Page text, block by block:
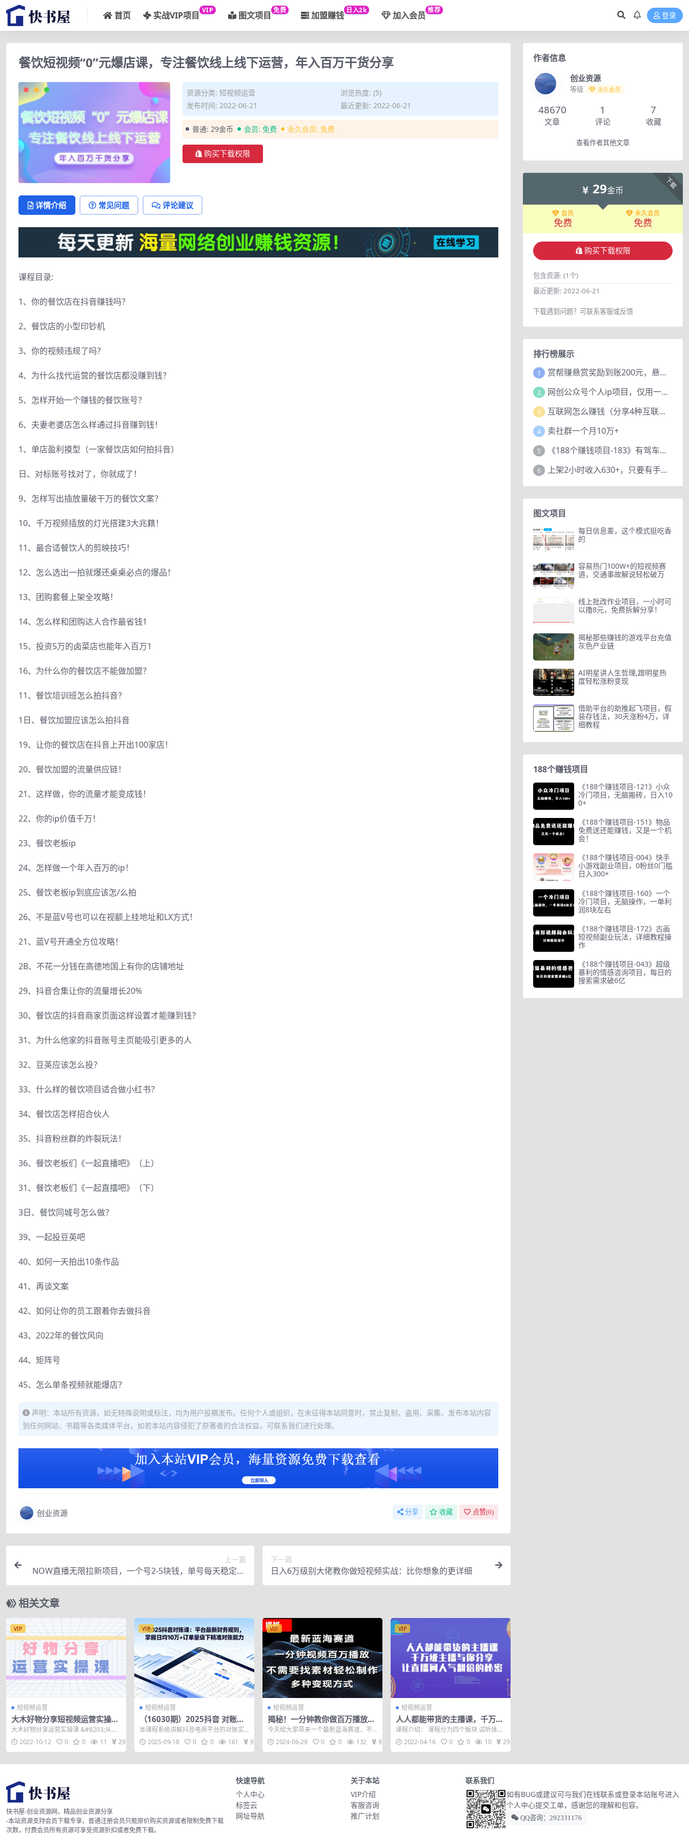
首页 实战VIP项目 VIP 图文项目 免费 加盟赚钱 日入2k 加入会员 推荐
登录
餐饮短视频“0”元爆店课，专注餐饮线上线下运营，年入百万干货分享
资源分类: 短视频运营
浏览热度: (5)
发布时间: 2022-06-21
最近更新: 2022-06-21
普通: 29金币 会员: 免费 永久会员: 免费
购买下载权限
详情介绍 常见问题 评论建议
课程目录:
1、你的餐饮店在抖音赚钱吗？
2、餐饮店的小型印钞机
3、你的视频违规了吗？
4、为什么找代运营的餐饮店都没赚到钱？
5、怎样开始一个赚钱的餐饮账号？
6、夫妻老婆店怎么样通过抖音赚到钱！
1、单店盈利摸型（一家餐饮店如何拍抖音）
日、对标账号找对了，你就成了！
9、怎样写出插放量破干万的餐饮文案？
10、千万视频插放的灯光搭建3大兆籍！
11、最合适餐饮人的剪映技巧！
12、怎么选出一拍就爆还桌桌必点的爆品！
13、团购套餐上架全攻略！
14、怎么样和团购达人合作最省钱1
15、投资5万的卤菜店也能年入百万1
16、为什么你的餐饮店不能做加盟？
11、餐饮培训班怎么拍抖音？
1日、餐饮加盟应该怎么拍抖音
19、让你的餐饮店在抖音上开出100家店！
20、餐饮加盟的流量供应链！
21、这样做，你的流量才能变成钱！
22、你的ip价值千万！
23、餐饮老板ip
24、怎样做一个年入百万的ip！
25、餐饮老板ip到底应该怎/么拍
26、不是蓝V号也可以在视额上挂地址和LX方式！
21、蓝V号开通全方位攻略！
2B、不花一分钱在高德地国上有你的店铺地址
29、抖音合集让你的流量增长20%
30、餐饮店的抖音商家页面这样设置才能赚到钱？
31、为什么他家的抖音账号主页能吸引更多的人
32、豆英应该怎么投？
33、什么样的餐饮项目适合做小红书？
34、餐饮店怎样招合伙人
35、抖音粉丝群的炸裂玩法！
36、餐饮老板们《一起直播吧》（上）
31、餐饮老板们《一起直擂吧》（下）
3日、餐饮同城号怎么做？
39、一起投豆英吧
40、如何一天拍出10条作品
41、再谈文案
42、如何让你的员工跟着你去做抖音
43、2022年的餐饮风向
44、矩阵号
45、怎么单条视频就能爆店？
声明：本站所有资源，如无特殊说明或标注，均为用户投稿发布。任何个人或组织，在未征得本站同意时，禁止复制、盗用、采集、发布本站内容
到任何网站、书籍等各类媒体平台。如若本站内容侵犯了原著者的合法权益，可联系我们进行处理。
创业资源 分享 收藏 点赞(0)
上一篇
NOW直播无限拉新项目，一个号2-5块钱，单号每天稳定50
+
下一篇
日入6万级别大佬教你做短视频实战：比你想象的更详细
相关文章
VIP
短视频运营
大木好物分享短视频运营实操
班：一部手机从零到一带货实操
赚钱（26节课时）
大木好物分享运营实操课 &#8203;从零
到一 系统性教学
2022-10-12 0 0 11 29
VIP
短视频运营
（16030期）2025抖音 对账
课：平台最新财务规则 掌握日均
10万+订单量级下精准对账能力
本课程系统讲解抖音电商平台的对账实
操技能，涵盖数据导出、账单解析、全
流程对账三大...
2025-09-18 0 0 161 9.9
VIP
短视频运营
揭秘！一分钟教你做百万播放量
视频，条条爆款，各大平台自然
流，轻松月…
今天给大家带来一个最新蓝海赛道，不
用自己找素材还能制作出条条爆款的视
频，播放高，...
2024-06-29 0 0 132 9.9
VIP
短视频运营
人人都能带货的主播课，千万级
主播与你分享让直播间人气翻倍
的秘密
课程介绍： 课程分为四个板块 试听体
系：模块亮点:千万主播贤哥和你分享她
的成功经...
2022-04-16 0 0 10 29
作者信息
创业资源
等级 永久会员
48670
文章
1
评论
7
收藏
查看作者其他文章
下载
29金币
会员
免费
永久会员
免费
购买下载权限
包含资源: (1个)
最近更新: 2022-06-21
下载遇到问题？可联系客服或反馈
排行榜展示
1 赏帮赚悬赏奖励到账200元，悬赏任务多劳多得，人人可做。
2 网创公众号个人ip项目，仅用一篇文章做到全网引流！
3 互联网怎么赚钱（分享4种互联网赚钱模式）
4 卖社群一个月10万+
5 《188个赚钱项目-183》有驾车评项目，动动小手，复制粘贴赚44元！
6 上架2小时收入630+，只要有手就能做的AI搞钱项目，奶奶看完都能学会!
图文项目
每日信息差，这个模式挺吃香
的
容易热门100W+的短视频赛
道，交通事故解说轻松破万
线上批改作业项目，一小时可
以撸8元，免费拆解分享！
揭秘那些赚钱的游戏平台充值
灰色产业链
AI明星讲人生哲理,蹭明星热
度轻松涨粉变现
借助平台的助推起飞项目，假
装存钱法，30天涨粉4万，详
细教程
188个赚钱项目
《188个赚钱项目-121》小众
冷门项目，无脑搬砖，日入10
0+
《188个赚钱项目-151》物品
免费送还能赚钱，又是一个机
会！
《188个赚钱项目-004》快手
小游戏副业项目，0粉丝0门槛
日入300+
《188个赚钱项目-160》一个
冷门项目，无脑操作，一单利
润8块左右
《188个赚钱项目-172》古画
短视频副业玩法，详细教程操
作
《188个赚钱项目-043》超级
暴利的情感咨询项目，每日的
搜索需求破6亿
快书屋-创业资源网，精品创业资源分享
-本站资源支持会员下载专享，普通注册会员只能原价购买资源或者限制免费下载
次数，付费会员所有资源可享受资源折扣或者免费下载。
快速导航
个人中心
标签云
网址导航
关于本站
VIP介绍
客服咨询
推广计划
联系我们
如有BUG或建议可与我们在线联系或登录本站账号进入
个人中心提交工单，感谢您的理解和包容。
QQ咨询：292331176